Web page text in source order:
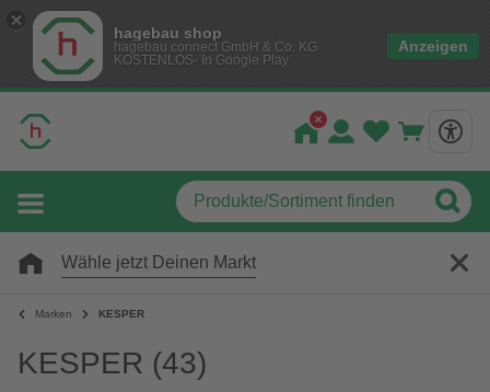
hagebau shop
hagebau connect GmbH & Co. KG
KOSTENLOS- In Google Play
Anzeigen
Wähle jetzt Deinen Markt
Marken KESPER
KESPER (43)